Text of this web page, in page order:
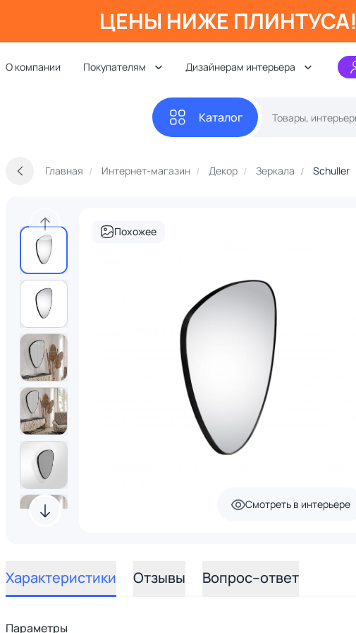
ЦЕНЫ НИЖЕ ПЛИНТУСА!
О компании Покупателям Дизайнерам интерьера
Каталог
Главная Интернет-магазин Декор Зеркала Schuller
Похожее
Смотреть в интерьере
Характеристики Отзывы Вопрос–ответ
Параметры